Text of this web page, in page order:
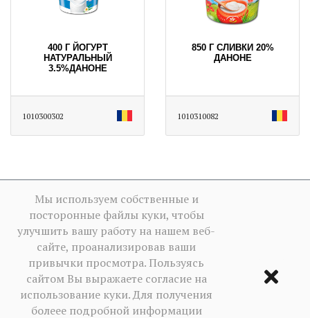
400 Г ЙОГУРТ
НАТУРАЛЬНЫЙ
3.5%ДАНОНЕ
1010300302
850 Г СЛИВКИ 20%
ДАНОНЕ
1010310082
Мы используем собственные и
посторонные файлы куки, чтобы
улучшить вашу работу на нашем веб-
сайте, проанализировав ваши
привычки просмотра. Пользуясь
сайтом Вы выражаете согласие на
использование куки. Для получения
болеее подробной информации